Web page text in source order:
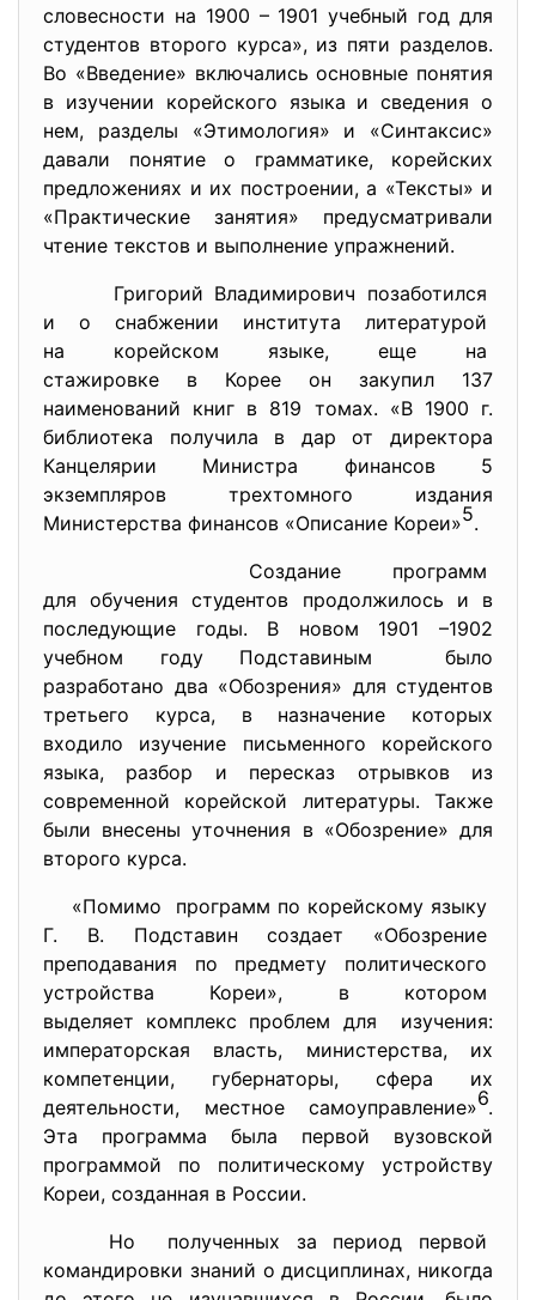
словесности на 1900 – 1901 учебный год для
студентов второго курса», из пяти разделов.
Во «Введение» включались основные понятия
в изучении корейского языка и сведения о
нем, разделы «Этимология» и «Синтаксис»
давали понятие о грамматике, корейских
предложениях и их построении, а «Тексты» и
«Практические занятия» предусматривали
чтение текстов и выполнение упражнений.
Григорий Владимирович позаботился
и о снабжении института литературой
на корейском языке, еще на
стажировке в Корее он закупил 137
наименований книг в 819 томах. «В 1900 г.
библиотека получила в дар от директора
Канцелярии Министра финансов 5
экземпляров трехтомного издания
Министерства финансов «Описание Кореи»5.
Создание программ
для обучения студентов продолжилось и в
последующие годы. В новом 1901 –1902
учебном году Подставиным было
разработано два «Обозрения» для студентов
третьего курса, в назначение которых
входило изучение письменного корейского
языка, разбор и пересказ отрывков из
современной корейской литературы. Также
были внесены уточнения в «Обозрение» для
второго курса.
«Помимо программ по корейскому языку
Г. В. Подставин создает «Обозрение
преподавания по предмету политического
устройства Кореи», в котором
выделяет комплекс проблем для изучения:
императорская власть, министерства, их
компетенции, губернаторы, сфера их
деятельности, местное самоуправление»6.
Эта программа была первой вузовской
программой по политическому устройству
Кореи, созданная в России.
Но полученных за период первой
командировки знаний о дисциплинах, никогда